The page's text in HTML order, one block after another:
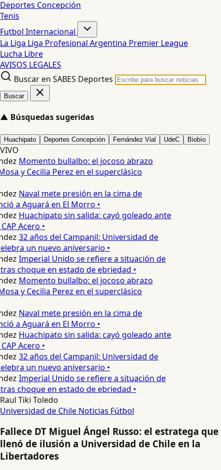
Deportes Concepción
Tenis
Futbol Internacional
La Liga Liga Profesional Argentina Premier League
Lucha Libre
AVISOS LEGALES
Buscar en SABES Deportes
Buscar
▲ Búsquedas sugeridas
Huachipato Deportes Concepción Fernández Vial UdeC Biobío
VIVO
Momento bullalbo: el jocoso abrazo
y Cecilia Perez en el superclásico
Naval mete presión en la cima de
a Aguará en El Morro •
Huachipato sin salida: cayó goleado ante
Acero •
32 años del Campanil: Universidad de
un nuevo aniversario •
Imperial Unido se refiere a situación de
choque en estado de ebriedad •
Momento bullalbo: el jocoso abrazo
y Cecilia Perez en el superclásico
Naval mete presión en la cima de
a Aguará en El Morro •
Huachipato sin salida: cayó goleado ante
Acero •
32 años del Campanil: Universidad de
un nuevo aniversario •
Imperial Unido se refiere a situación de
choque en estado de ebriedad •
Raul Tiki Toledo
Universidad de Chile Noticias Fútbol
Fallece DT Miguel Ángel Russo: el estratega que
llenó de ilusión a Universidad de Chile en la
Libertadores